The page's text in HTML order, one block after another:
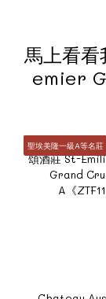
馬上看
emier
聖埃美隆一級A等名莊